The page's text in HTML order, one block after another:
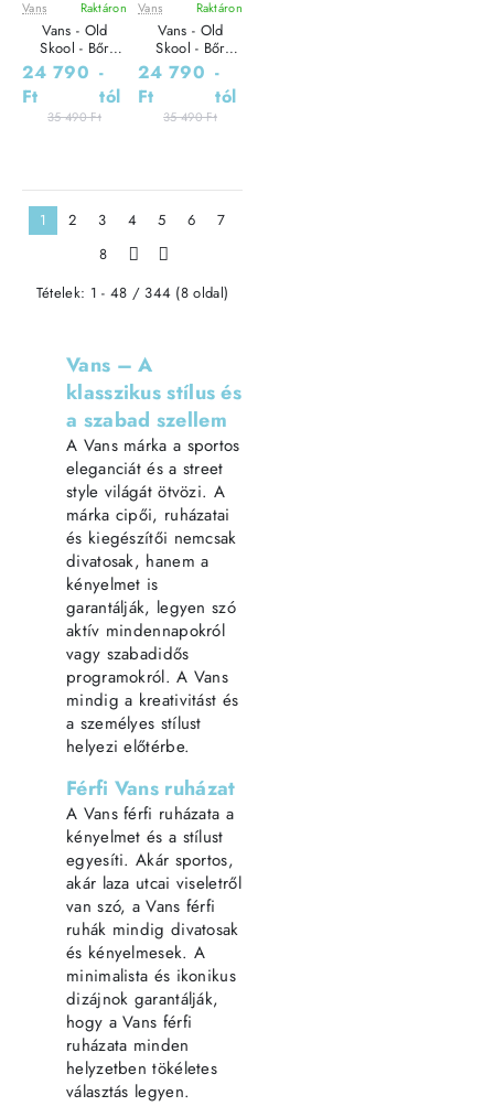
Leárazás
Vans Raktáron
Vans - Old
Skool - Bőr
Sneaker Női
utcai cipő
24 790
Ft
-
tól
35 490 Ft
Leárazás
Vans Raktáron
Vans - Old
Skool - Bőr
Sneaker Női
utcai cipő
24 790
Ft
-
tól
35 490 Ft
1 2 3 4 5 6
7
8
>
>|
Tételek: 1 - 48 / 344 (8 oldal)
Vans – A
klasszikus stílus és
a szabad szellem
A Vans márka a sportos
eleganciát és a street
style világát ötvözi. A
márka cipői, ruházatai
és kiegészítői nemcsak
divatosak, hanem a
kényelmet is
garantálják, legyen szó
aktív mindennapokról
vagy szabadidős
programokról. A Vans
mindig a kreativitást és
a személyes stílust
helyezi előtérbe.
Férfi Vans ruházat
A Vans férfi ruházata a
kényelmet és a stílust
egyesíti. Akár sportos,
akár laza utcai viseletről
van szó, a Vans férfi
ruhák mindig divatosak
és kényelmesek. A
minimalista és ikonikus
dizájnok garantálják,
hogy a Vans férfi
ruházata minden
helyzetben tökéletes
választás legyen.